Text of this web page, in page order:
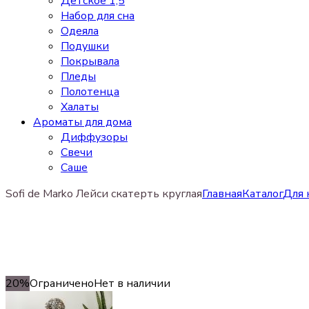
Набор для сна
Одеяла
Подушки
Покрывала
Пледы
Полотенца
Халаты
Ароматы для дома
Диффузоры
Свечи
Cаше
Sofi de Marko Лейси скатерть круглаяГлавнаяКаталогДля
20%ОграниченоНет в наличии